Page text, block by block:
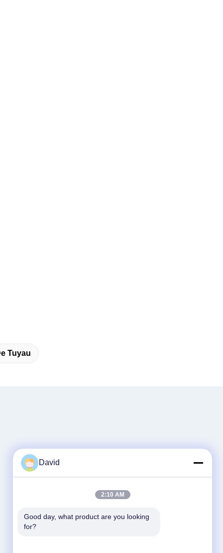
Tuyau
David
2:10 AM
Good day, what product are you looking
for?